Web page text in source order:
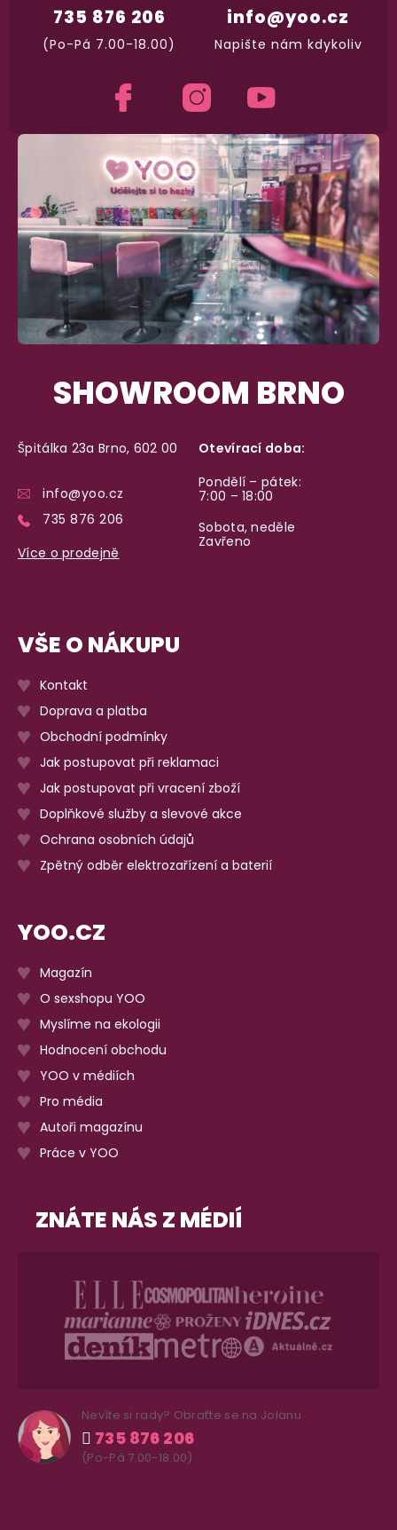
info@yoo.cz
Napište nám kdykoliv
735 876 206
(Po-Pá 7.00-18.00)
SHOWROOM BRNO
Špitálka 23a Brno, 602 00
info@yoo.cz
735 876 206
Více o prodejně
Otevírací doba:
Pondělí – pátek:
7:00 – 18:00
Sobota, neděle
Zavřeno
VŠE O NÁKUPU
Kontakt
Doprava a platba
Obchodní podmínky
Jak postupovat při reklamaci
Jak postupovat při vracení zboží
Doplňkové služby a slevové akce
Ochrana osobních údajů
Zpětný odběr elektrozařízení a baterií
YOO.CZ
Magazín
O sexshopu YOO
Myslíme na ekologii
Hodnocení obchodu
YOO v médiích
Pro média
Autoři magazínu
Práce v YOO
ZNÁTE NÁS Z MÉDIÍ
Nevíte si rady? Obraťte se na Jolanu
735 876 206
(Po-Pá 7.00-18.00)